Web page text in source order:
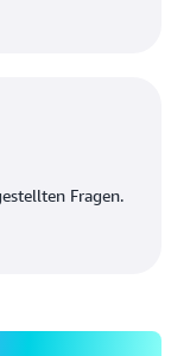
Fragen.